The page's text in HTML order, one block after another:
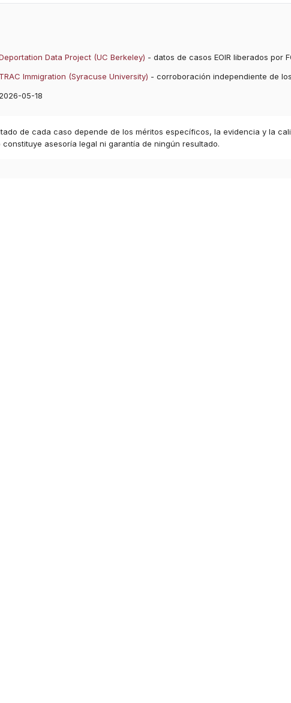
Data Project (UC Berkeley) - datos de casos EOIR liberados por
TRAC Immigration (Syracuse University) - corroboración independiente de
2026-05-18
de cada caso depende de los méritos específicos, la evidencia y la
asesoría legal ni garantía de ningún resultado.